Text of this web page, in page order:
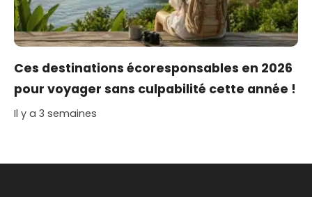
Ces destinations écoresponsables en 2026
pour voyager sans culpabilité cette année !
Il y a 3 semaines